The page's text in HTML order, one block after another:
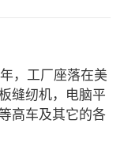
，工厂座落在美
缝纫机，电脑平
高车及其它的各